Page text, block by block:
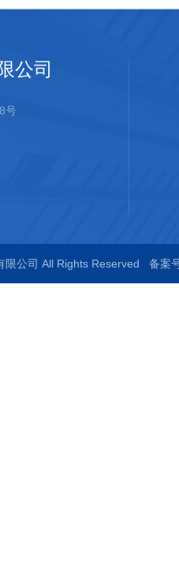
公司
号
限公司 All Rights Reserved 备案